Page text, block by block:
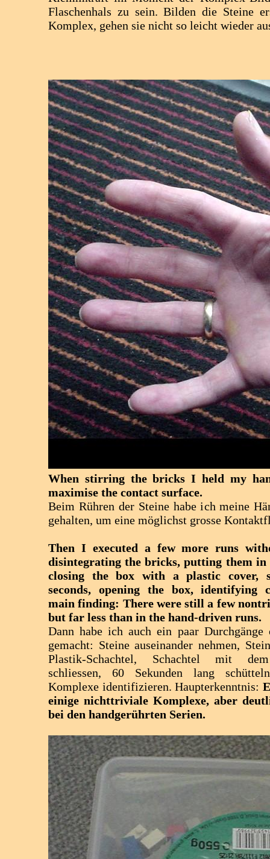
Flaschenhals zu sein. Bilden die Steine
Komplex, gehen sie nicht so leicht wieder
When stirring the bricks I held my
maximise the contact surface.
Beim Rühren der Steine habe ich meine
gehalten, um eine möglichst grosse
Then I executed a few more runs
disintegrating the bricks, putting them in
closing the box with a plastic cover,
seconds, opening the box, identifying
main finding: There were still a few
but far less than in the hand-driven runs.
Dann habe ich auch ein paar Durchgänge
gemacht: Steine auseinander nehmen,
Plastik-Schachtel, Schachtel mit
schliessen, 60 Sekunden lang
Komplexe identifizieren. Haupterkenntnis:
einige nichttriviale Komplexe, aber
bei den handgerührten Serien.